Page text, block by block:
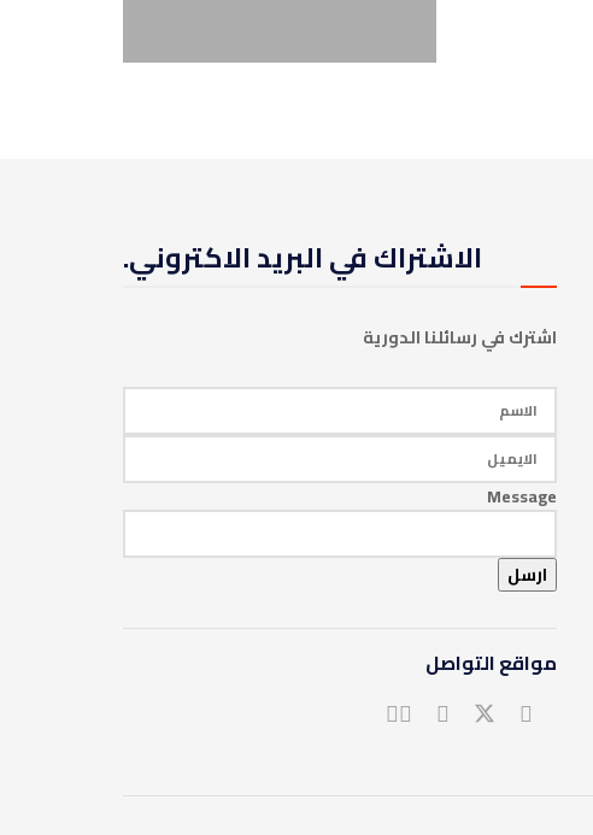
الاشتراك في البريد الاكتروني.
اشترك في رسائلنا الدورية
Message
ارسل
مواقع التواصل